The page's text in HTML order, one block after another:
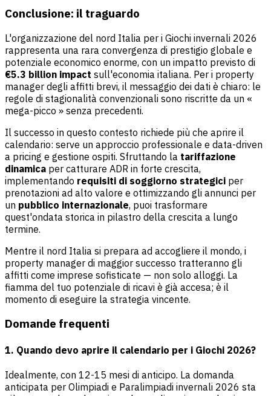
Conclusione: il traguardo
L'organizzazione del nord Italia per i Giochi invernali 2026
rappresenta una rara convergenza di prestigio globale e
potenziale economico enorme, con un impatto previsto di
€5.3 billion impact sull'economia italiana. Per i property
manager degli affitti brevi, il messaggio dei dati è chiaro: le
regole di stagionalità convenzionali sono riscritte da un «
mega-picco » senza precedenti.
Il successo in questo contesto richiede più che aprire il
calendario: serve un approccio professionale e data-driven
a pricing e gestione ospiti. Sfruttando la tariffazione
dinamica per catturare ADR in forte crescita,
implementando requisiti di soggiorno strategici per
prenotazioni ad alto valore e ottimizzando gli annunci per
un pubblico internazionale, puoi trasformare
quest'ondata storica in pilastro della crescita a lungo
termine.
Mentre il nord Italia si prepara ad accogliere il mondo, i
property manager di maggior successo tratteranno gli
affitti come imprese sofisticate — non solo alloggi. La
fiamma del tuo potenziale di ricavi è già accesa; è il
momento di eseguire la strategia vincente.
Domande frequenti
1. Quando devo aprire il calendario per i Giochi 2026?
Idealmente, con 12-15 mesi di anticipo. La domanda
anticipata per Olimpiadi e Paralimpiadi invernali 2026 sta